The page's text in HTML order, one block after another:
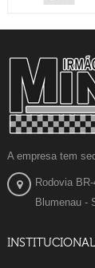
A empresa tem
Rodovia
Blumenau -
INSTITUCIONAL